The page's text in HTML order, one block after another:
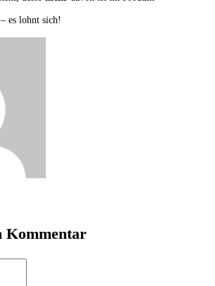
es lohnt sich!
Kommentar